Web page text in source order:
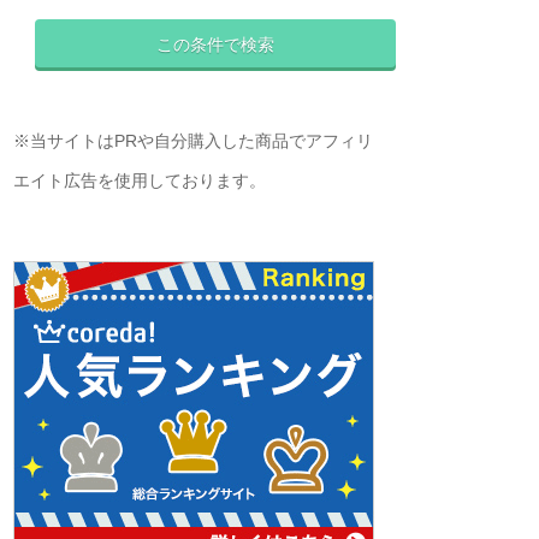
※当サイトはPRや自分購入した商品でアフィリ
エイト広告を使用しております。